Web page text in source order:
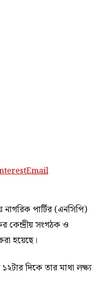
Email
পার্টির (এনসিপি)
কেন্দ্রীয় সংগঠক ও
হয়েছে।
দিকে তার মাথা লক্ষ্য